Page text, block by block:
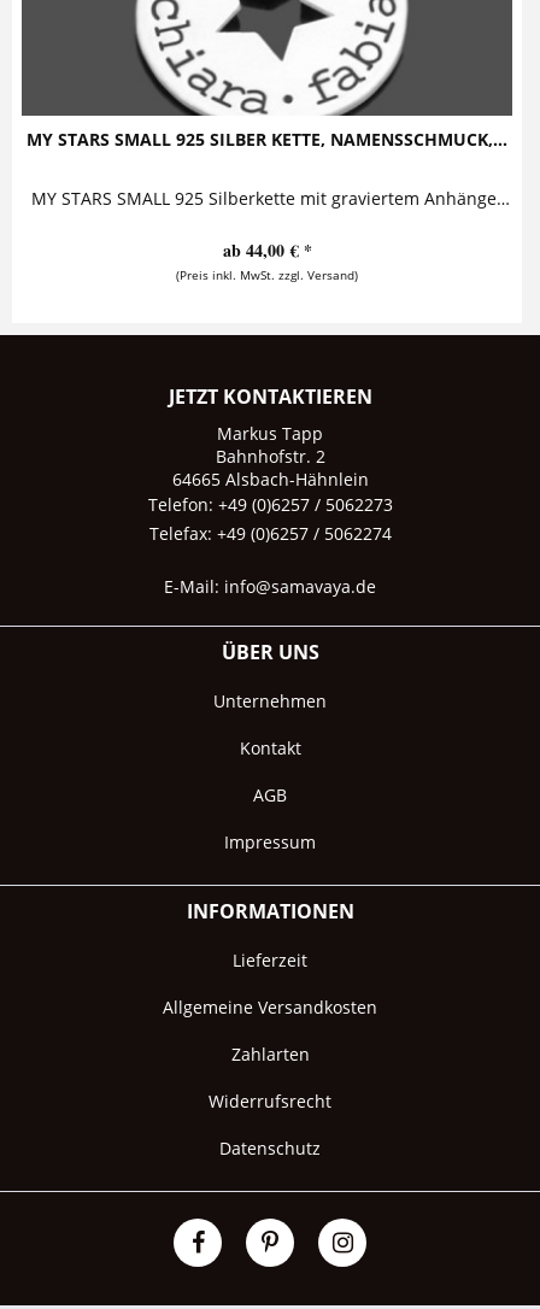
MY STARS SMALL 925 SILBER KETTE, NAMENSSCHMUCK,...
MY STARS SMALL 925 Silberkette mit graviertem Anhänger Diese bezaubernde Kette mit Gravur besteht aus einem personalisierten Anhänger mit...
ab 44,00 € *
(Preis inkl. MwSt. zzgl. Versand)
JETZT KONTAKTIEREN
Markus Tapp
Bahnhofstr. 2
64665 Alsbach-Hähnlein
Telefon: +49 (0)6257 / 5062273
Telefax: +49 (0)6257 / 5062274
E-Mail: info@samavaya.de
ÜBER UNS
Unternehmen
Kontakt
AGB
Impressum
INFORMATIONEN
Lieferzeit
Allgemeine Versandkosten
Zahlarten
Widerrufsrecht
Datenschutz